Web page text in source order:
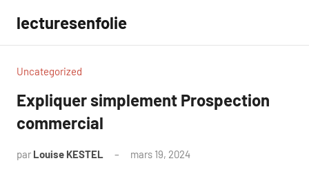
contenu
lecturesenfolie
Uncategorized
Expliquer simplement Prospection
commercial
par Louise KESTEL mars 19, 2024